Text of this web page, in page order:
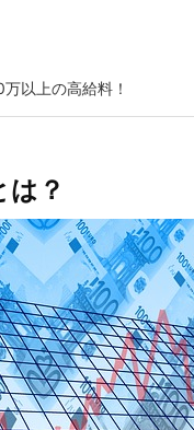
以上の高給料！
？